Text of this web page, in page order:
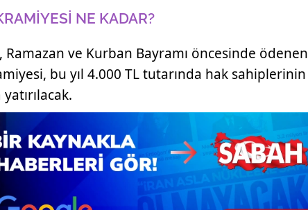
NE KADAR?
Ramazan ve Kurban Bayramı öncesinde ödenen
bu yıl 4.000 TL tutarında hak sahiplerinin